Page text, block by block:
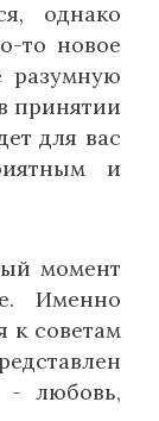
однако
то новое
разумную
принятии
для вас
и
момент
Именно
к советам
- любовь,